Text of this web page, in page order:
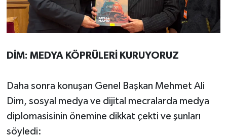
DİM: MEDYA KÖPRÜLERİ KURUYORUZ
Daha sonra konuşan Genel Başkan Mehmet Ali
Dim, sosyal medya ve dijital mecralarda medya
diplomasisinin önemine dikkat çekti ve şunları
söyledi: